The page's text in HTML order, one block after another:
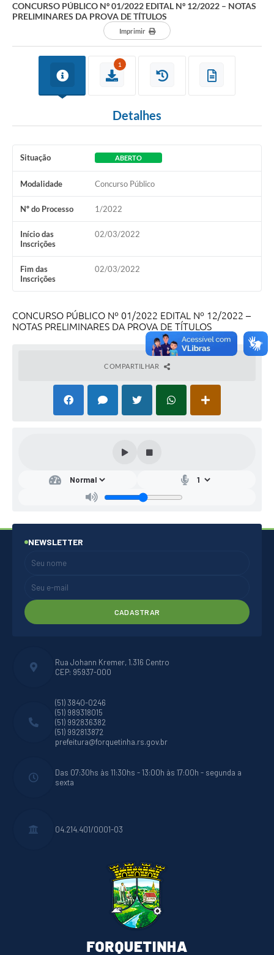
CONCURSO PÚBLICO Nº 01/2022 EDITAL Nº 12/2022 – NOTAS
PRELIMINARES DA PROVA DE TÍTULOS
Imprimir
1
Detalhes
Situação ABERTO
Modalidade Concurso Público
Nº do Processo 1/2022
Início das
Inscrições
02/03/2022
Fim das
Inscrições
02/03/2022
CONCURSO PÚBLICO Nº 01/2022 EDITAL Nº 12/2022 –
NOTAS PRELIMINARES DA PROVA DE TÍTULOS
COMPARTILHAR
Rua Johann Kremer, 1.316 Centro
CEP: 95937-000
(51) 3840-0246
(51) 989318015
(51) 992836382
(51) 992813872
prefeitura@forquetinha.rs.gov.br
Das 07:30hs às 11:30hs - 13:00h às 17:00h - segunda a
sexta
04.214.401/0001-03
NEWSLETTER
CADASTRAR